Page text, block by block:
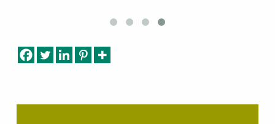
Skip back to main navigation